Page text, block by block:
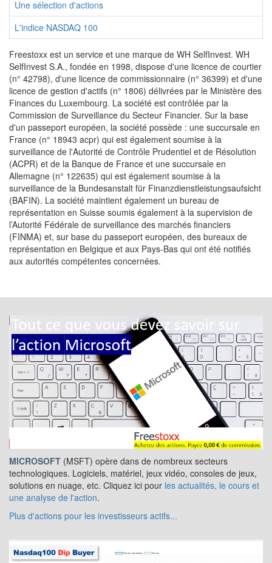
Une sélection d'actions
L'indice NASDAQ 100
Freestoxx est un service et une marque de WH SelfInvest. WH
SelfInvest S.A., fondée en 1998, dispose d'une licence de courtier
(n° 42798), d'une licence de commissionnaire (n° 36399) et d'une
licence de gestion d'actifs (n° 1806) délivrées par le Ministère des
Finances du Luxembourg. La société est contrôlée par la
Commission de Surveillance du Secteur Financier. Sur la base
d'un passeport européen, la société possède : une succursale en
France (n° 18943 acpr) qui est également soumise à la
surveillance de l'Autorité de Contrôle Prudentiel et de Résolution
(ACPR) et de la Banque de France et une succursale en
Allemagne (n° 122635) qui est également soumise à la
surveillance de la Bundesanstalt für Finanzdienstleistungsaufsicht
(BAFIN). La société maintient également un bureau de
représentation en Suisse soumis également à la supervision de
l’Autorité Fédérale de surveillance des marchés financiers
(FINMA) et, sur base du passeport européen, des bureaux de
représentation en Belgique et aux Pays-Bas qui ont été notifiés
aux autorités compétentes concernées.
MICROSOFT (MSFT) opère dans de nombreux secteurs
technologiques. Logiciels, matériel, jeux vidéo, consoles de jeux,
solutions en nuage, etc. Cliquez ici pour les actualités, le cours et
une analyse de l'action.
Plus d'actions pour les investisseurs actifs...